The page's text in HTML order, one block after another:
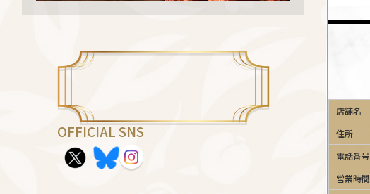
OFFICIAL SNS
店舗名
住所
電話番号
営業時間